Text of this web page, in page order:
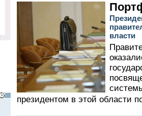
власти
президентом в этой области